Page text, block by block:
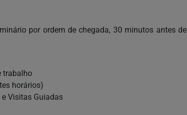
por ordem de chegada, 30 minutos antes de
trabalho
horários)
Visitas Guiadas